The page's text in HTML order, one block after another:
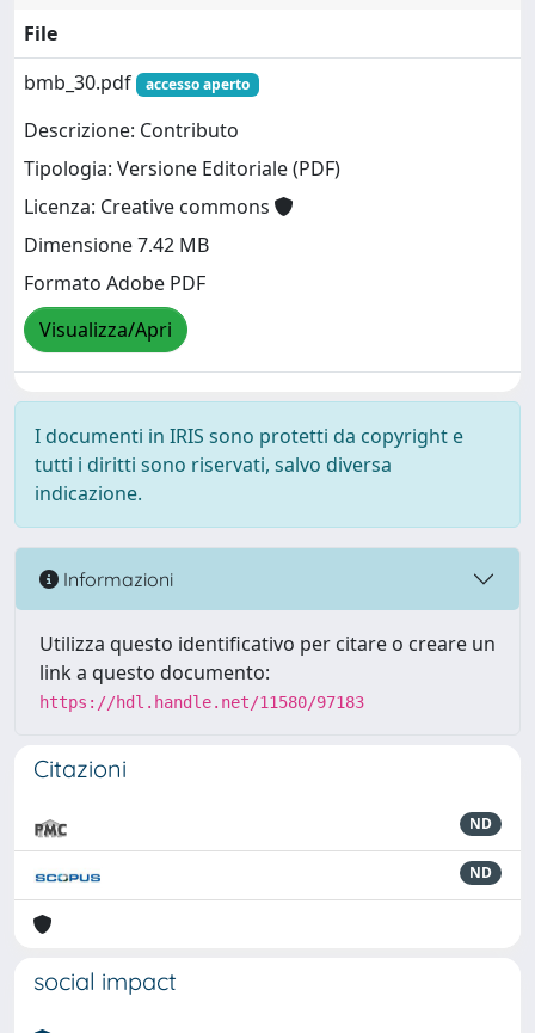
File
bmb_30.pdf
accesso aperto
Descrizione: Contributo
Tipologia: Versione Editoriale (PDF)
Licenza: Creative commons
Dimensione 7.42 MB
Formato Adobe PDF
Visualizza/Apri
I documenti in IRIS sono protetti da copyright e
tutti i diritti sono riservati, salvo diversa
indicazione.
Informazioni
Utilizza questo identificativo per citare o creare un
link a questo documento:
https://hdl.handle.net/11580/97183
Citazioni
ND
ND
social impact